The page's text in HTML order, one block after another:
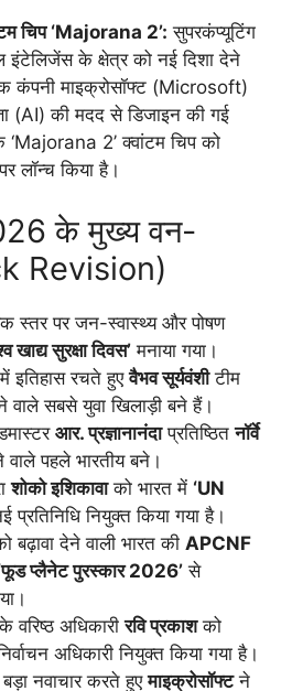
चिप ‘Majorana 2’: सुपरकंप्यूटिंग
इंटेलिजेंस के क्षेत्र को नई दिशा देने
कंपनी माइक्रोसॉफ्ट (Microsoft)
(AI) की मदद से डिजाइन की गई
‘Majorana 2’ क्वांटम चिप को
लॉन्च किया है।
के मुख्य वन-
Revision)
स्तर पर जन-स्वास्थ्य और पोषण
खाद्य सुरक्षा दिवस’ मनाया गया।
इतिहास रचते हुएवैभव सूर्यवंशीटीम
वाले सबसे युवा खिलाड़ी बने हैं।
आर. प्रज्ञानानंदाप्रतिष्ठितनॉर्वे
पहले भारतीय बने।
शोको इशिकावाको भारत में ‘UN
प्रतिनिधि नियुक्त किया गया है।
बढ़ावा देने वाली भारत की APCNF
प्लैनेट पुरस्कार 2026’ से
वरिष्ठ अधिकारीरवि प्रकाशको
अधिकारी नियुक्त किया गया है।
नवाचार करते हुएमाइक्रोसॉफ्टने